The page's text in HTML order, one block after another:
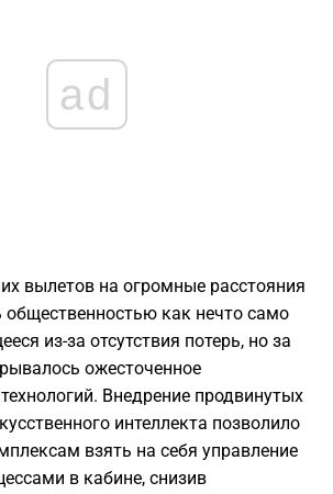
ad
вылетов на огромные расстояния
общественностью как нечто само
из-за отсутствия потерь, но за
ожесточенное
Внедрение продвинутых
интеллекта позволило
взять на себя управление
в кабине, снизив